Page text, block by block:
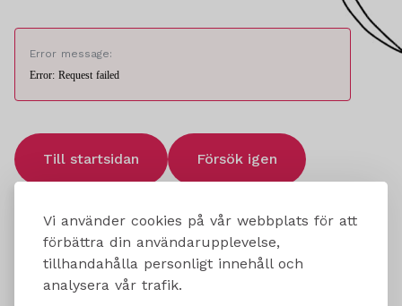
Vi använder cookies på vår webbplats för att
förbättra din användarupplevelse,
tillhandahålla personligt innehåll och
analysera vår trafik.
Error message:
Error: Request failed
Till startsidan Försök igen